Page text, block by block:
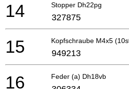
Stopper Dh22pg
14 327875
Kopfschraube M4x5
15 949213
Feder (a) Dh18vb
16